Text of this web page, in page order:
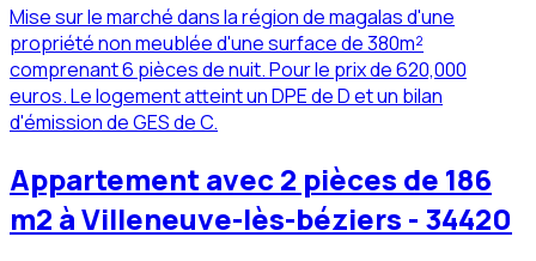
Mise sur le marché dans la région de magalas d'une
propriété non meublée d'une surface de 380m²
comprenant 6 pièces de nuit. Pour le prix de 620,000
euros. Le logement atteint un DPE de D et un bilan
d'émission de GES de C.
Appartement avec 2 pièces de 186
m2 à Villeneuve-lès-béziers - 34420